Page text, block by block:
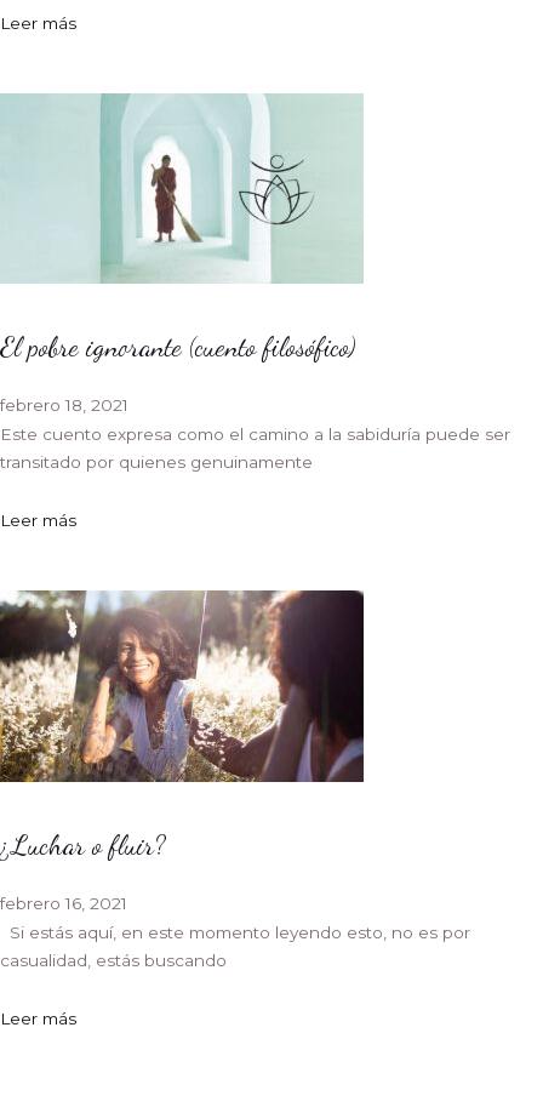
Leer más
El pobre ignorante (cuento filosófico)
febrero 18, 2021
Este cuento expresa como el camino a la sabiduría puede ser
transitado por quienes genuinamente
Leer más
¿Luchar o fluir?
febrero 16, 2021
Si estás aquí, en este momento leyendo esto, no es por
casualidad, estás buscando
Leer más